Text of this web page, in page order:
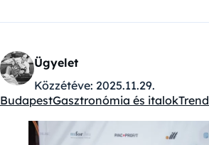
Ügyelet
Közzétéve: 2025.11.29.
Kategóriák:
BudapestGasztronómia és italokTrend